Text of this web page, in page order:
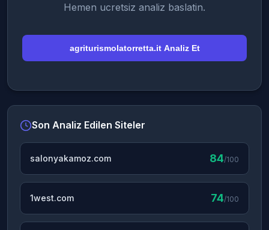
Hemen ucretsiz analiz baslatin.
agriturismolatorretta.it Analiz Et
Son Analiz Edilen Siteler
salonyakamoz.com 84/100
1west.com 74/100